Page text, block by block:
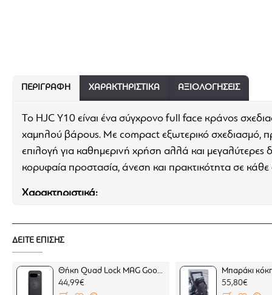
ΠΕΡΙΓΡΑΦΉ ΧΑΡΑΚΤΗΡΙΣΤΙΚΆ ΑΞΙΟΛΟΓΗΣΕΙΣ
Το HJC Y10 είναι ένα σύγχρονο full face κράνος
χαμηλού βάρους. Με compact εξωτερικό σχεδιασμό,
επιλογή για καθημερινή χρήση αλλά και μεγαλύτερες
κορυφαία προστασία, άνεση και πρακτικότητα σε
Χαρακτηριστικά:
Αεροδυναμικός σχεδιασμός δοκιμασμένος σε
απομακρύνει θερμότητα και υγρασία
Ζελατίνα HJ-50 Pinlock Ready με αντιχαρακτική
ΔΕΙΤΕ ΕΠΙΣΗΣ
Θήκη Quad Lock MAG Google Pixel 10 Pro (μαγνητική)
44,99€
55,80€